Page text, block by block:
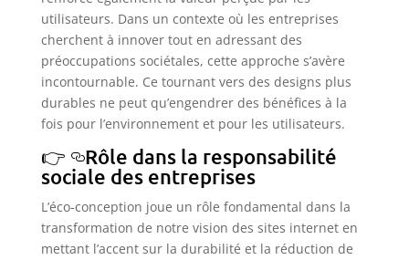
utilisateurs. Dans un contexte où les entreprises
cherchent à innover tout en adressant des
préoccupations sociétales, cette approche s’avère
incontournable. Ce tournant vers des designs plus
durables ne peut qu’engendrer des bénéfices à la
fois pour l’environnement et pour les utilisateurs.
Rôle dans la responsabilité
sociale des entreprises
L’éco-conception joue un rôle fondamental dans la
transformation de notre vision des sites internet en
mettant l’accent sur la durabilité et la réduction de